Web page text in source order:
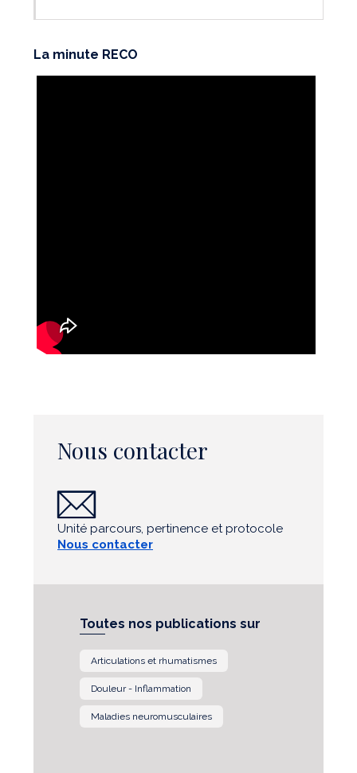
La minute RECO
Nous contacter
Unité parcours, pertinence et protocole
Nous contacter
Toutes nos publications sur
Articulations et rhumatismes
Douleur - Inflammation
Maladies neuromusculaires